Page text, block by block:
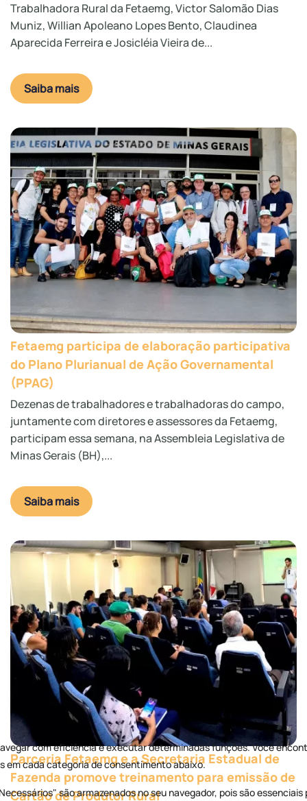
Trabalhadora Rural da Fetaemg, Victor Salomão Dias
Muniz, Willian Apoleano Lopes Bento, Claudinea
Aparecida Ferreira e Josicléia Vieira de...
Saiba mais
Fetaemg participa de elaboração participativa
do Plano Plurianual de Ação Governamental
(PPAG)
Dezenas de trabalhadores e trabalhadoras do campo,
juntamente com diretores e assessores da Fetaemg,
participam essa semana, na Assembleia Legislativa de
Minas Gerais (BH),...
Saiba mais
Parceria Fetaemg e a Secretaria Estadual de
Fazenda promove treinamento para emissão de
Cartão de Produtor Rural